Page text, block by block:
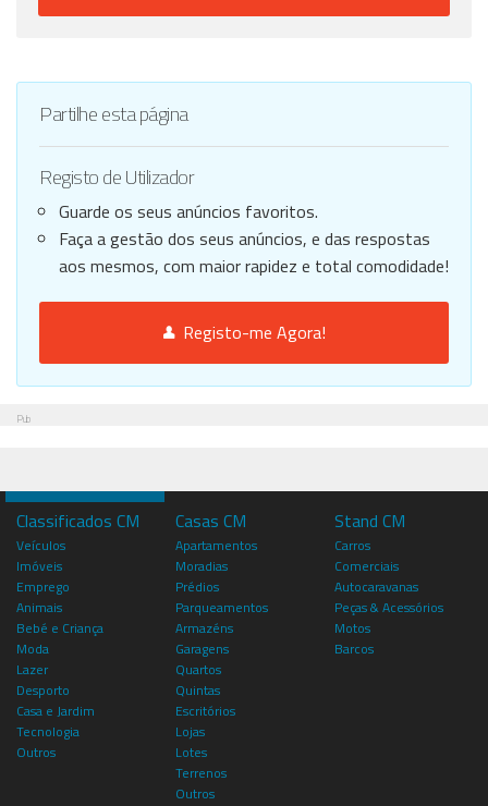
Partilhe esta página
Registo de Utilizador
Guarde os seus anúncios favoritos.
Faça a gestão dos seus anúncios, e das respostas
aos mesmos, com maior rapidez e total comodidade!
Registo-me Agora!
Pub
Classificados CM
Veículos
Imóveis
Emprego
Animais
Bebé e Criança
Moda
Lazer
Desporto
Casa e Jardim
Tecnologia
Outros
Casas CM
Apartamentos
Moradias
Prédios
Parqueamentos
Armazéns
Garagens
Quartos
Quintas
Escritórios
Lojas
Lotes
Terrenos
Outros
Stand CM
Carros
Comerciais
Autocaravanas
Peças & Acessórios
Motos
Barcos